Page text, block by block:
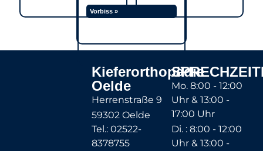
Vorbiss »
Kieferorthopädie
Oelde
Herrenstraße 9
59302 Oelde
Tel.: 02522-
8378755
Mo. 8:00 - 12:00
Uhr & 13:00 -
17:00 Uhr
Di. : 8:00 - 12:00
Uhr & 13:00 -